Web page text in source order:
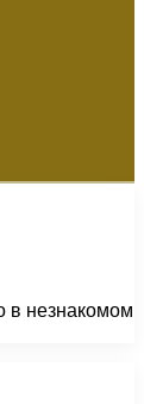
в незнакомом